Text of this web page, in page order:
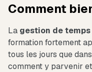
Comment
La gestion de temps
formation fortement
tous les jours que
comment y parvenir